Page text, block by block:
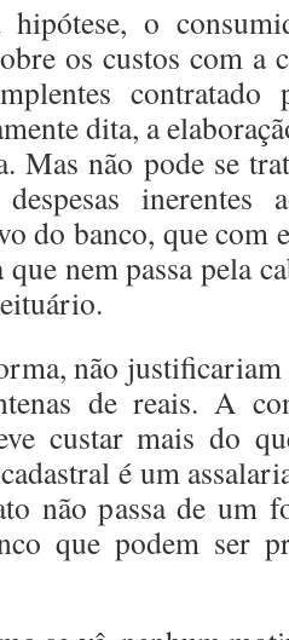
hipótese, o
os custos com a
dita, a
Mas não pode se
inerentes
do banco, que com
nem passa pela
não justificariam
de reais. A
custar mais do
é um
não passa de um
que podem ser